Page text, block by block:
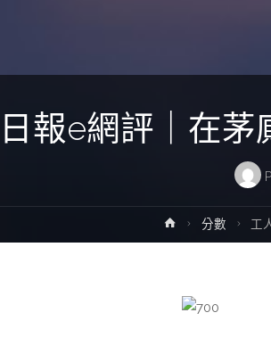
報e網評｜在茅
Home分數 工